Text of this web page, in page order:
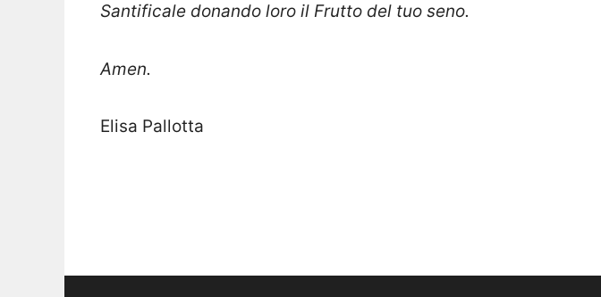
Santificale donando loro il Frutto del tuo seno.
Amen.
Elisa Pallotta